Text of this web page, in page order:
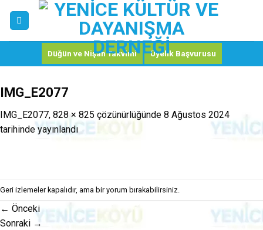
Düğün ve Nişan Takvimi Üyelik Başvurusu
IMG_E2077
IMG_E2077, 828 × 825 çözünürlüğünde 8 Ağustos 2024
tarihinde yayınlandı
Geri izlemeler kapalıdır, ama bir yorum bırakabilirsiniz.
← Önceki
Sonraki →